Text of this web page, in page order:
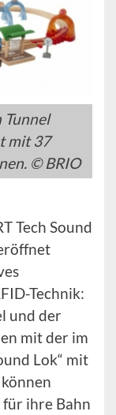
Tunnel
mit 37
© BRIO
Tech Sound
Technik:
und der
mit der im
Lok“ mit
für ihre Bahn